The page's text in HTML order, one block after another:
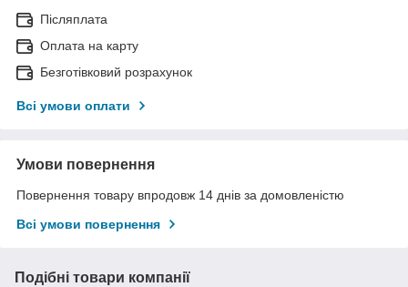
Післяплата
Оплата на карту
Безготівковий розрахунок
Всі умови оплати
Умови повернення
Повернення товару впродовж 14 днів за домовленістю
Всі умови повернення
Подібні товари компанії